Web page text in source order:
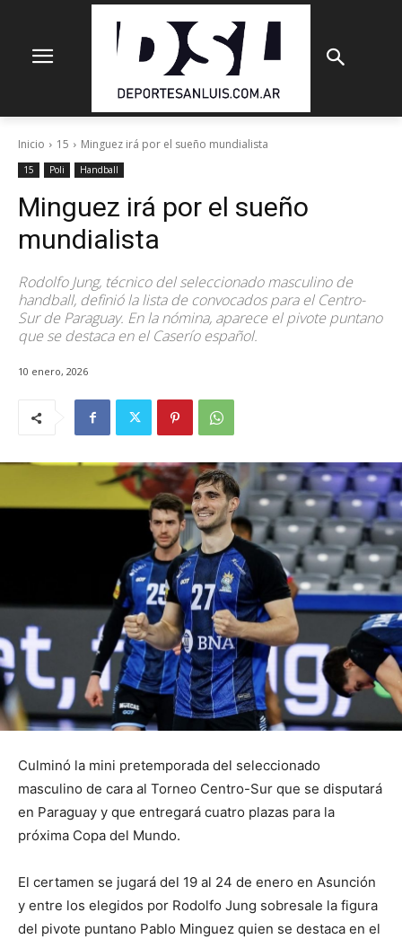
Inicio 15 Minguez irá por el sueño mundialista
15 Poli Handball
Minguez irá por el sueño
mundialista
Rodolfo Jung, técnico del seleccionado masculino de
handball, definió la lista de convocados para el Centro-
Sur de Paraguay. En la nómina, aparece el pivote puntano
que se destaca en el Caserío español.
10 enero, 2026
Culminó la mini pretemporada del seleccionado
masculino de cara al Torneo Centro-Sur que se disputará
en Paraguay y que entregará cuatro plazas para la
próxima Copa del Mundo.
El certamen se jugará del 19 al 24 de enero en Asunción
y entre los elegidos por Rodolfo Jung sobresale la figura
del pivote puntano Pablo Minguez quien se destaca en el